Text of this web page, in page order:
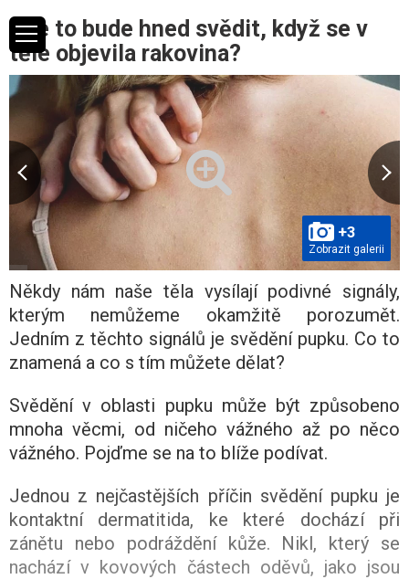
Kde to bude hned svědit, když se v
těle objevila rakovina?
+3
Zobrazit galerii
Někdy nám naše těla vysílají podivné signály,
kterým nemůžeme okamžitě porozumět.
Jedním z těchto signálů je svědění pupku. Co to
znamená a co s tím můžete dělat?
Svědění v oblasti pupku může být způsobeno
mnoha věcmi, od ničeho vážného až po něco
vážného. Pojďme se na to blíže podívat.
Jednou z nejčastějších příčin svědění pupku je
kontaktní dermatitida, ke které dochází při
zánětu nebo podráždění kůže. Nikl, který se
nachází v kovových částech oděvů, jako jsou